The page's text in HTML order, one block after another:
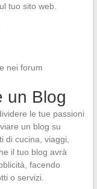
tuo sito web.
nei forum
un Blog
le tue passioni
un blog su
di cucina, viaggi,
il tuo blog avrà
facendo
o servizi.